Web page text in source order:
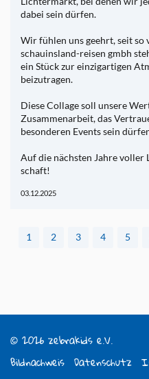
dabei sein dür­fen.
Wir füh­len uns ge­ehrt, seit so
schau­ins­land-rei­sen gmbh
ein Stück zur ein­zig­ar­ti­gen
bei­zu­tra­gen.
Diese Col­la­ge soll un­se­re
Zu­sam­men­ar­beit, das
be­son­de­ren Events sein
Auf die nächs­ten Jahre vol­ler
schaft!
03.12.2025
1 2 3 4 5
© 2026 zebrakids e.V.
Bildnachweis Datenschutz